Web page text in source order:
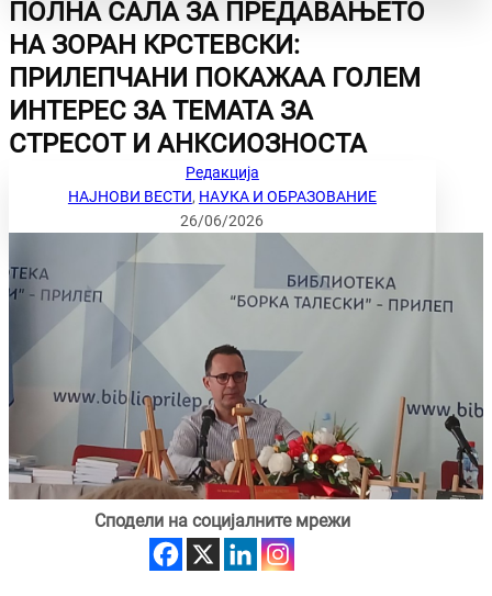
ПОЛНА САЛА ЗА ПРЕДАВАЊЕТО
НА ЗОРАН КРСТЕВСКИ:
ПРИЛЕПЧАНИ ПОКАЖАА ГОЛЕМ
ИНТЕРЕС ЗА ТЕМАТА ЗА
СТРЕСОТ И АНКСИОЗНОСТА
Редакција
НАЈНОВИ ВЕСТИ, НАУКА И ОБРАЗОВАНИЕ
26/06/2026
Сподели на социјалните мрежи